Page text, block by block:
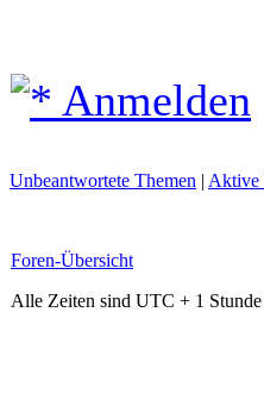
Anmelden
Unbeantwortete Themen | Aktive
Foren-Übersicht
Alle Zeiten sind UTC + 1